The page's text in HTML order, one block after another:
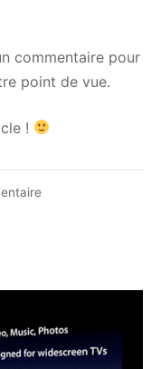
commentaire pour
point de vue.
!
lors
d’une